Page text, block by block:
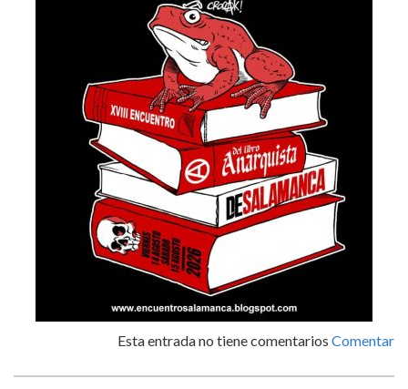
Esta entrada no tiene comentarios Comentar